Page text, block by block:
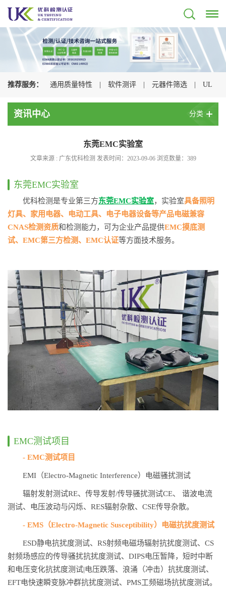
推荐服务： 通用质量特性 | 软件测评 | 元器件筛选 | UL
认证 | CSA认证
资讯中心 分类
东莞EMC实验室
文章来源 : 广东优科检测 发表时间：2023-09-06 浏览数量： 389
东莞EMC实验室
优科检测是专业第三方东莞EMC实验室，实验室具备照明
灯具、家用电器、电动工具、电子电器设备等产品电磁兼容
CNAS检测资质和检测能力，可为企业产品提供EMC摸底测
试、EMC第三方检测、EMC认证等方面技术服务。
EMC测试项目
- EMC测试项目
EMI（Electro-Magnetic Interference）电磁骚扰测试
辐射发射测试RE、传导发射/传导骚扰测试CE、 谐波电流
测试、电压波动与闪烁、RES辐射杂散、CSE传导杂散。
- EMS（Electro-Magnetic Susceptibility）电磁抗扰度测试
ESD静电抗扰度测试、RS射频电磁场辐射抗扰度测试、CS
射频场感应的传导骚扰抗扰度测试、DIPS电压暂降，短时中断
和电压变化抗扰度测试|电压跌落、浪涌（冲击）抗扰度测试、
EFT电快速瞬变脉冲群抗扰度测试、PMS工频磁场抗扰度测试。